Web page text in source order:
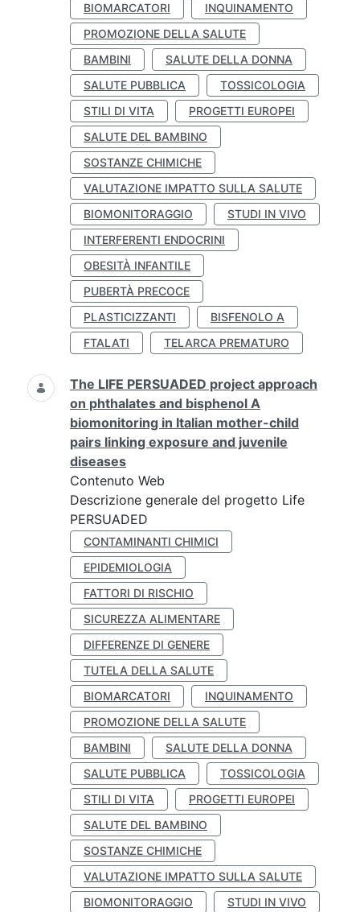
BIOMARCATORI
INQUINAMENTO
PROMOZIONE DELLA SALUTE
BAMBINI
SALUTE DELLA DONNA
SALUTE PUBBLICA
TOSSICOLOGIA
STILI DI VITA
PROGETTI EUROPEI
SALUTE DEL BAMBINO
SOSTANZE CHIMICHE
VALUTAZIONE IMPATTO SULLA SALUTE
BIOMONITORAGGIO
STUDI IN VIVO
INTERFERENTI ENDOCRINI
OBESITÀ INFANTILE
PUBERTÀ PRECOCE
PLASTICIZZANTI
BISFENOLO A
FTALATI
TELARCA PREMATURO
The LIFE PERSUADED project approach
on phthalates and bisphenol A
biomonitoring in Italian mother-child
pairs linking exposure and juvenile
diseases
Contenuto Web
Descrizione generale del progetto Life
PERSUADED
CONTAMINANTI CHIMICI
EPIDEMIOLOGIA
FATTORI DI RISCHIO
SICUREZZA ALIMENTARE
DIFFERENZE DI GENERE
TUTELA DELLA SALUTE
BIOMARCATORI
INQUINAMENTO
PROMOZIONE DELLA SALUTE
BAMBINI
SALUTE DELLA DONNA
SALUTE PUBBLICA
TOSSICOLOGIA
STILI DI VITA
PROGETTI EUROPEI
SALUTE DEL BAMBINO
SOSTANZE CHIMICHE
VALUTAZIONE IMPATTO SULLA SALUTE
BIOMONITORAGGIO
STUDI IN VIVO